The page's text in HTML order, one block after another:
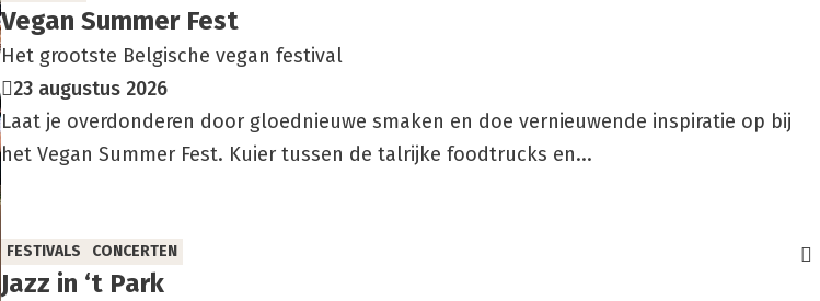
Vegan Sum­mer Fest
Het grootste Belgische vegan festival
23 augustus 2026
Laat je overdonderen door gloednieuwe smaken en doe vernieuwende inspiratie op bij
het Vegan Summer Fest. Kuier tussen de talrijke foodtrucks en...
Jazz in ‘t Park
FESTIVALS CONCERTEN